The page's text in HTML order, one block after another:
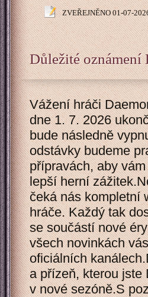
ZVEŘEJNĚNO 01-07-
Důležité oznámení
Vážení hráči
dne 1. 7. 2026
bude následně
odstávky budeme
přípravách, aby
lepší herní
čeká nás kompletní
hráče. Každý tak
se součástí nové
všech novinkách
oficiálních
a přízeň, kterou jste
v nové sezóně.S